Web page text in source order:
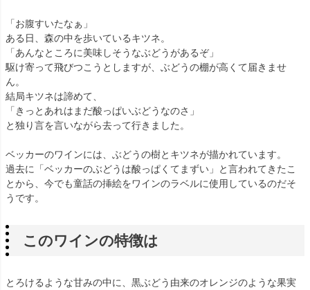
「お腹すいたなぁ」
ある日、森の中を歩いているキツネ。
「あんなところに美味しそうなぶどうがあるぞ」
駆け寄って飛びつこうとしますが、ぶどうの棚が高くて届きませ
ん。
結局キツネは諦めて、
「きっとあれはまだ酸っぱいぶどうなのさ」
と独り言を言いながら去って行きました。
ベッカーのワインには、ぶどうの樹とキツネが描かれています。
過去に「ベッカーのぶどうは酸っぱくてまずい」と言われてきたこ
とから、今でも童話の挿絵をワインのラベルに使用しているのだそ
うです。
このワインの特徴は
とろけるような甘みの中に、黒ぶどう由来のオレンジのような果実